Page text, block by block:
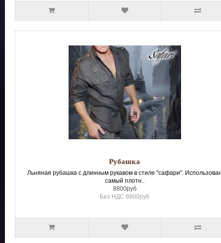
Рубашка
Льняная рубашка с длинным рукавом в стиле "сафари".
самый плотн..
8800руб
Без НДС:8800руб